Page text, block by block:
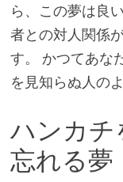
ら、この夢は良
者との対人関係
す。 かつてあな
を見知らぬ人の
ハンカチ
忘れる夢